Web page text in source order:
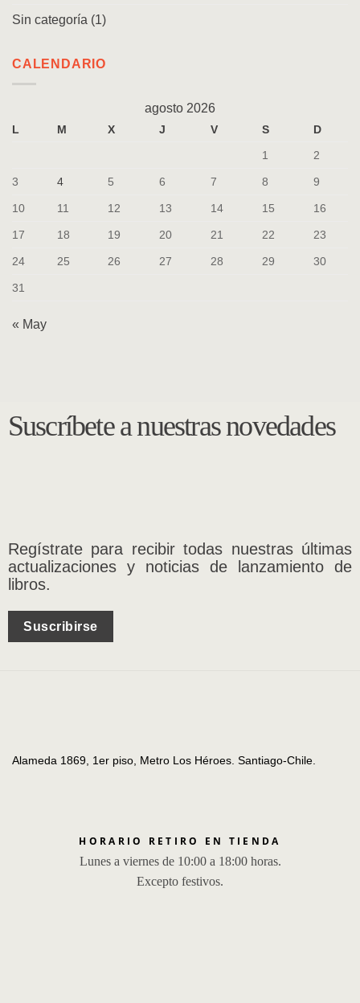
Sin categoría (1)
CALENDARIO
agosto 2026
L M X J V S
D
1
2
3 4 5 6 7 8 9
10 11 12 13 14 15 16
17 18 19 20 21 22 23
24 25 26 27 28 29 30
31
« May
Suscríbete a nuestras novedades
Regístrate para recibir todas nuestras últimas
actualizaciones y noticias de lanzamiento de
libros.
Suscribirse
Alameda 1869, 1er piso, Metro Los Héroes. Santiago-Chile.
HORARIO RETIRO EN TIENDA
Lunes a viernes de 10:00 a 18:00 horas.
Excepto festivos.